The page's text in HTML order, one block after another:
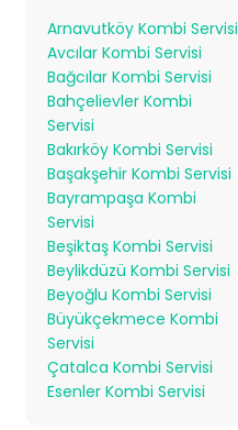
Arnavutköy Kombi Servisi
Avcılar Kombi Servisi
Bağcılar Kombi Servisi
Bahçelievler Kombi
Servisi
Bakırköy Kombi Servisi
Başakşehir Kombi Servisi
Bayrampaşa Kombi
Servisi
Beşiktaş Kombi Servisi
Beylikdüzü Kombi Servisi
Beyoğlu Kombi Servisi
Büyükçekmece Kombi
Servisi
Çatalca Kombi Servisi
Esenler Kombi Servisi